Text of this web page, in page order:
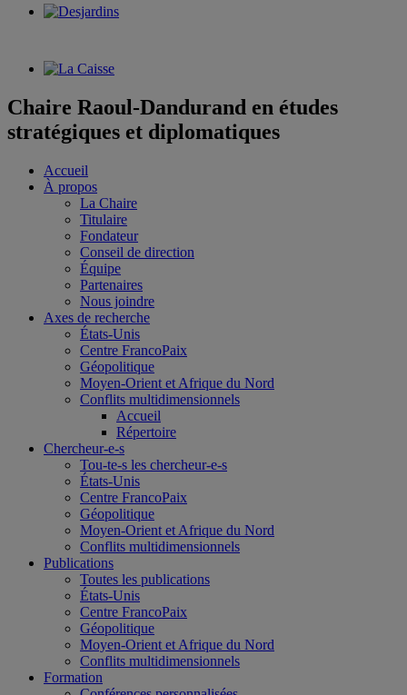
Chaire Raoul-Dandurand en études
stratégiques et diplomatiques
Accueil
À propos
La Chaire
Titulaire
Fondateur
Conseil de direction
Équipe
Partenaires
Nous joindre
Axes de recherche
États-Unis
Centre FrancoPaix
Géopolitique
Moyen-Orient et Afrique du Nord
Conflits multidimensionnels
Accueil
Répertoire
Chercheur-e-s
Tou-te-s les chercheur-e-s
États-Unis
Centre FrancoPaix
Géopolitique
Moyen-Orient et Afrique du Nord
Conflits multidimensionnels
Publications
Toutes les publications
États-Unis
Centre FrancoPaix
Géopolitique
Moyen-Orient et Afrique du Nord
Conflits multidimensionnels
Formation